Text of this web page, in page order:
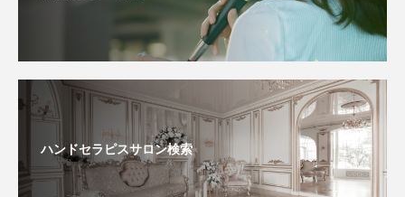
ハンドセラピスサロン検索